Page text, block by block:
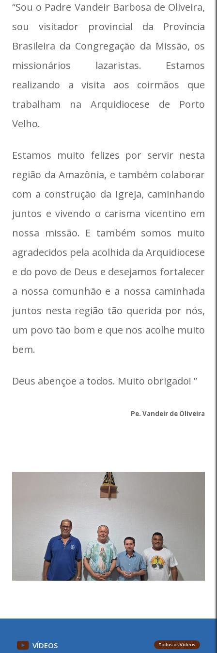
“Sou o Padre Vandeir Barbosa de Oliveira,
sou visitador provincial da Província
Brasileira da Congregação da Missão, os
missionários lazaristas. Estamos
realizando a visita aos coirmãos que
trabalham na Arquidiocese de Porto
Velho.
Estamos muito felizes por servir nesta
região da Amazônia, e também colaborar
com a construção da Igreja, caminhando
juntos e vivendo o carisma vicentino em
nossa missão. E também somos muito
agradecidos pela acolhida da Arquidiocese
e do povo de Deus e desejamos fortalecer
a nossa comunhão e a nossa caminhada
juntos nesta região tão querida por nós,
um povo tão bom e que nos acolhe muito
bem.
Deus abençoe a todos. Muito obrigado! ”
Pe. Vandeir de Oliveira
VÍDEOS Todos os Vídeos